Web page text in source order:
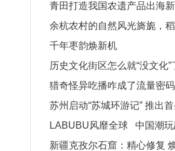
203公里，花费162元
青田打造我国农遗产品出海
余杭农村的自然风光旖旎，
白鹭们聚餐的大食堂
千年枣韵焕新机
历史文化街区怎么就“没文化”
猎奇怪异吃播咋成了流量密码
苏州启动“苏城环游记” 推出
游
LABUBU风靡全球 中国潮
载体
新疆克孜尔石窟：精心修复